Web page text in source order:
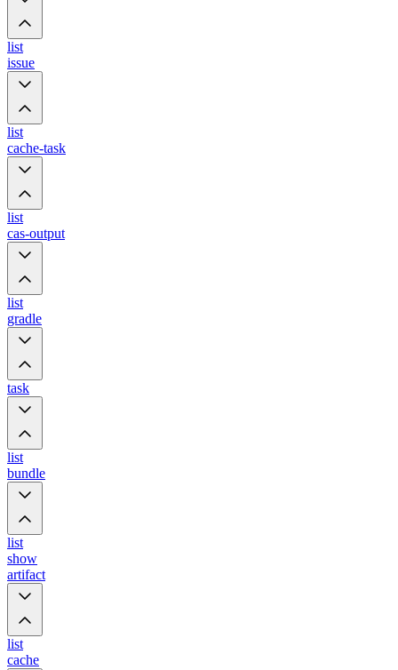
list
issue
list
cache-task
list
cas-output
list
gradle
task
list
bundle
list
show
artifact
list
cache